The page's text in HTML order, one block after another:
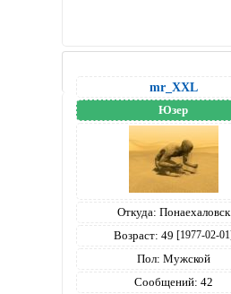
mr_XXL
Юзер
Откуда: Понаехаловск
Возраст: 49 [1977-02-01]
Пол: Мужской
Сообщений: 42